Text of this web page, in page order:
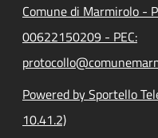
Comune di Marmirolo -
00622150209 - PEC:
Powered by Sportello
10.41.2)